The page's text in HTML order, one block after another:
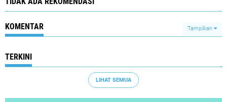
KOMENTAR Tampilkan
TERKINI
LIHAT SEMUA